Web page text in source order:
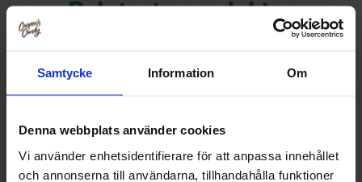
Samtycke Information Om
Denna webbplats använder cookies
Vi använder enhetsidentifierare för att anpassa innehållet
och annonserna till användarna, tillhandahålla funktioner
Relaterte produkter